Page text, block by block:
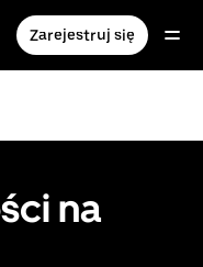
Zarejestruj się
na